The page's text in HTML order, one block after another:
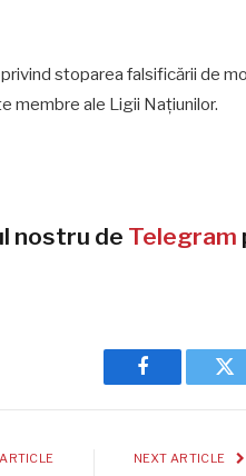
stoparea falsificării de
membre ale Ligii Națiunilor.
nostru de Telegram
Facebook
NEXT ARTICLE